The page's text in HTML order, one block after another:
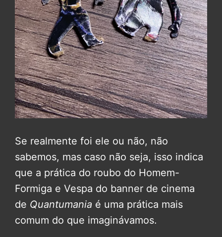
Se realmente foi ele ou não, não
sabemos, mas caso não seja, isso indica
que a prática do roubo do Homem-
Formiga e Vespa do banner de cinema
de Quantumania é uma prática mais
comum do que imaginávamos.